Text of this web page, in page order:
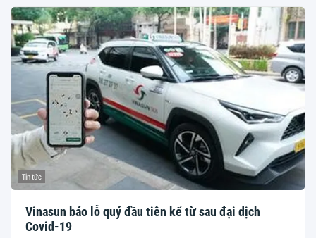
Tin tức
Vinasun báo lỗ quý đầu tiên kể từ sau đại dịch
Covid-19